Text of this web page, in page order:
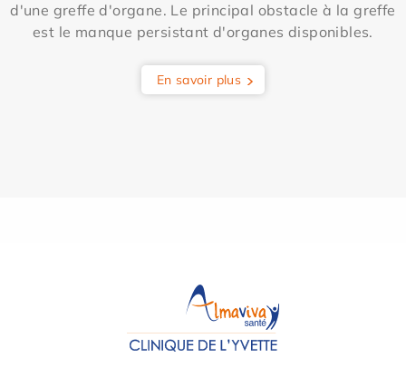
d'une greffe d'organe. Le principal obstacle à la greffe
est le manque persistant d'organes disponibles.
En savoir plus